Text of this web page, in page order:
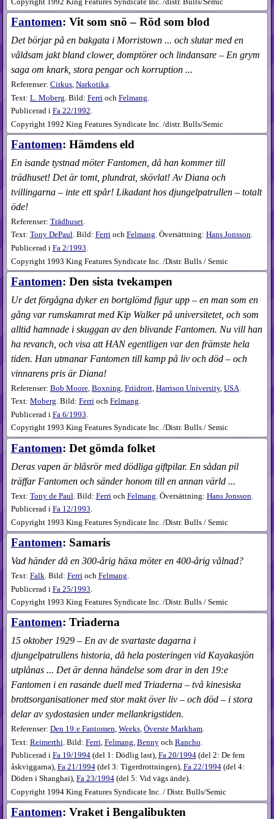
Fantomen: Vit som snö – Röd som blod
Det börjar på en bakgata i Morristown ... och slutar med en
våldsam jakt bland clower, domptörer och lindansare – En grym
saga om knark, stora pengar och korruption ...
Referenser: Cirkus, Narkotika.
Text: L. Moberg . Bild: Ferri och Felmang
Publicerad i Fa22​/1992.
Copyright 1992 King Features Syndicate Inc. /distr. Bulls/Semic
Fantomen: Hämdens eld
En isande tystnad möter Fantomen, då han kommer till
trädhuset! Det är tomt, plundrat, skövlat! Av Diana och
tvillingarna – inte ett spår! Likadant hos djungelpatrullen – totalt
öde!
Referenser: Trädhuset.
Text: Tony DePaul. Bild: Ferrioch Felmang. Översättning: Hans Jonsson.
Publicerad i Fa2​/1993.
Copyright 1993 King Features Syndicate Inc. /Distr. Bulls / Semic
Fantomen: Den sista tvekampen
Ur det förgågna dyker en bortglömd figur upp – en man som en
gång var rumskamrat med Kip Walker på universitetet, och som
alltid hamnade i skuggan av den blivande Fantomen. Nu vill han
ha revanch, och visa att HAN egentligen var den främste hela
tiden. Han utmanar Fantomen till kamp på liv och död – och
vinnarens pris är Diana!
Referenser: Bob Moore, Boxning Friidrott, Harrison University, USA
Text: Moberg. Bild: Ferrioch Felmang.
Publicerad i Fa6​/1993.
Copyright 1993 King Features Syndicate Inc. /Distr. Bulls / Semic
Fantomen: Det gömda folket
Deras vapen är blåsrör med dödliga giftpilar. En sådan pil
träffar Fantomen och sänder honom till en annan värld ...
Text: Tony de Paul . Bild: Ferri och Felmang . Översättning: Hans Jonsson
Publicerad i Fa12​/1993.
Copyright 1993 King Features Syndicate Inc. /Distr. Bulls / Semic
Fantomen: Samaris
Vad händer då en 300-årig häxa möter en 400-årig vålnad?
Text: Falk. Bild: Ferrioch Felmang.
Publicerad i Fa 25​/1993
Copyright 1993 King Features Syndicate Inc. /Distr. Bulls / Semic
Fantomen: Triaderna
15 oktober 1929 – En av de svartaste dagarna i
djungelpatrullens historia, då hela posteringen vid Kayakasjön
utplånas ... Det är denna händelse som drar in den 19:e
Fantomen i en rasande duell med Triaderna – två kinesiska
brottsorganisationer med stor makt över liv – och död – i stora
delar av sydostasien under mellankrigstiden.
Referenser: Den 19:e Fantomen, Weeks, Överste Markham.
Text: Reimerthi. Bild: Ferri, Felmang, Bennyoch Rancho.
Publicerad i Fa19​/1994(del 1: Dödlig last), Fa20​/1994(del 2: De fem
åskviggarna), Fa21​/1994(del 3: Tigerdrottningen), Fa22​/1994(del 4:
Döden i Shanghai), Fa23​/1994(del 5: Vid vägs ände).
Copyright 1994 King Features Syndicate Inc. / Distr. Bulls/Semic
Fantomen: Vraket i Bengalibukten